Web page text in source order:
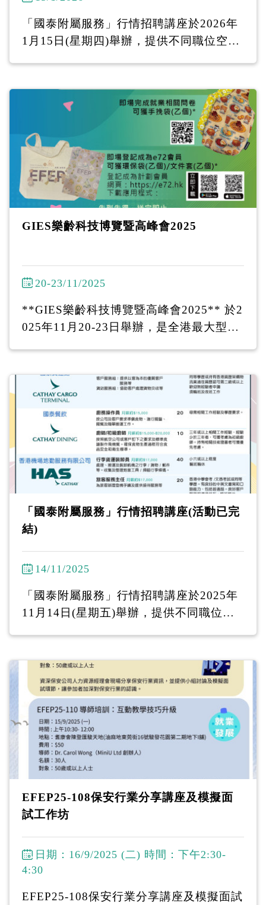
「國泰附屬服務」行情招聘講座於2026年
1月15日(星期四)舉辦，提供不同職位空缺
-------- 「國泰附屬服務」行情招聘講座 1
月15日(四)︱下午2時30分 地址：耆康會
花園I 號地舖 ------------------------------- 招
聘會提供不同顧客服務助理的職位： 航膳
服務主任、輕型貨車司機、維修技術員、
航機交接統籌員、飛機裝卸督察、見習管
-------------
GIES樂齡科技博覽暨高峰會2025
20-23/11/2025
**GIES樂齡科技博覽暨高峰會2025** 於2
025年11月20-23日舉辦，是全港最大型的
-------------------------- GIES樂齡科技博覽
暨高峰會2025 11月20日(四)至23日(日) 地
址：香港會議展覽中心 展覽廳 1A-C
「國泰附屬服務」行情招聘講座(活動已完
結)
14/11/2025
「國泰附屬服務」行情招聘講座於2025年
11月14日(星期五)舉辦，提供不同職位空
----------- 「國泰附屬服務」行情招聘講座
11月14日(五)︱下午2時30分 地址：耆康
會陳登匯駿天地 九龍油麻地東莞街16號駿
發花園I 號地舖 -------------------------------
招聘會提供不同顧客服務助理的職位： 航
膳服務主任、輕型貨車司機、維修技術
員、航機交接統籌員、飛機裝卸督察、見
-------------------
EFEP25-108保安行業分享講座及模擬面
試工作坊
日期：16/9/2025 (二) 時間：下午2:30-
4:30
EFEP25-108保安行業分享講座及模擬面試